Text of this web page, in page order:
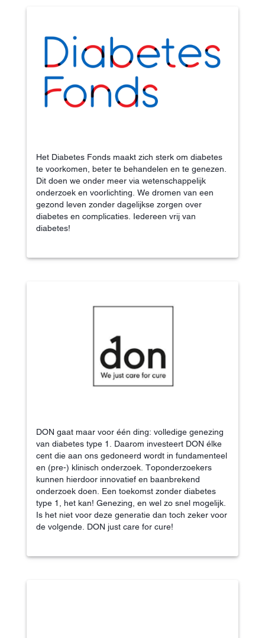
Het Diabetes Fonds maakt zich sterk om diabetes
te voorkomen, beter te behandelen en te genezen.
Dit doen we onder meer via wetenschappelijk
onderzoek en voorlichting. We dromen van een
gezond leven zonder dagelijkse zorgen over
diabetes en complicaties. Iedereen vrij van
diabetes!
DON gaat maar voor één ding: volledige genezing
van diabetes type 1. Daarom investeert DON élke
cent die aan ons gedoneerd wordt in fundamenteel
en (pre-) klinisch onderzoek. Toponderzoekers
kunnen hierdoor innovatief en baanbrekend
onderzoek doen. Een toekomst zonder diabetes
type 1, het kan! Genezing, en wel zo snel mogelijk.
Is het niet voor deze generatie dan toch zeker voor
de volgende. DON just care for cure!